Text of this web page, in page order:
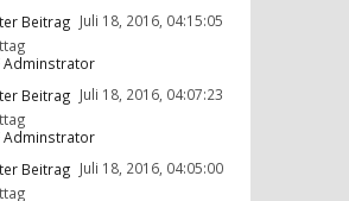
Juli 18, 2016, 04:15:05
Adminstrator
Juli 18, 2016, 04:07:23
Adminstrator
Juli 18, 2016, 04:05:00